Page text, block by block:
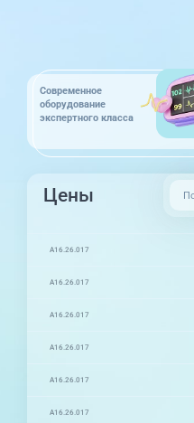
Современное
оборудование
экспертного класса
Цены
A16.26.017
A16.26.017
A16.26.017
A16.26.017
A16.26.017
A16.26.017